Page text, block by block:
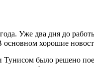
Уже два дня до
хорошие
было решено